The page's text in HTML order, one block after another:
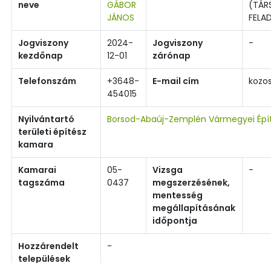
neve
GÁBOR
JÁNOS
Jogviszony
kezdőnap
2024-
12-01
Jogviszony
zárónap
-
Telefonszám
+3648-
454015
E-mail cím
Nyilvántartó
területi építész
kamara
Borsod-Abaúj-Zemplén Vármegyei
Kamarai
tagszáma
05-
0437
Vizsga
megszerzésének,
mentesség
megállapításának
időpontja
-
Hozzárendelt
települések
-